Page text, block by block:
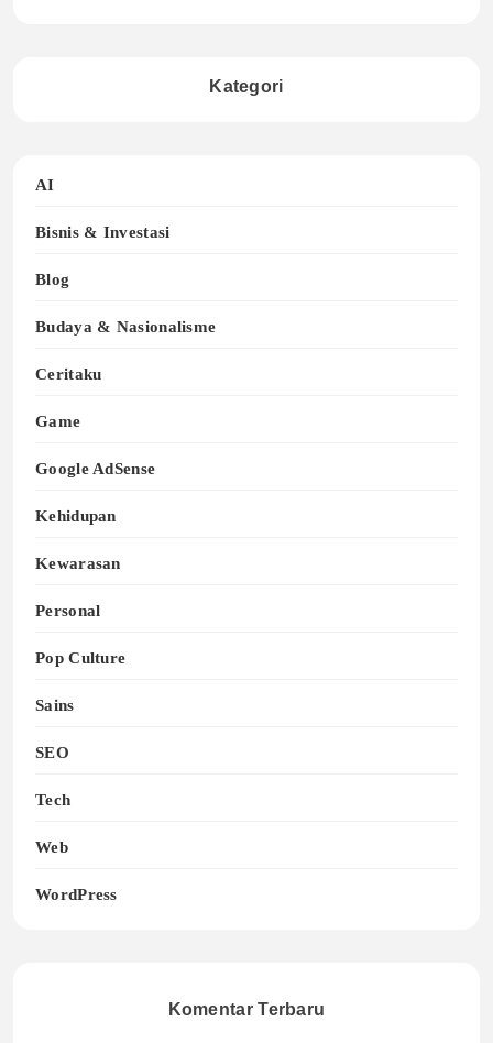
Kategori
AI
Bisnis & Investasi
Blog
Budaya & Nasionalisme
Ceritaku
Game
Google AdSense
Kehidupan
Kewarasan
Personal
Pop Culture
Sains
SEO
Tech
Web
WordPress
Komentar Terbaru